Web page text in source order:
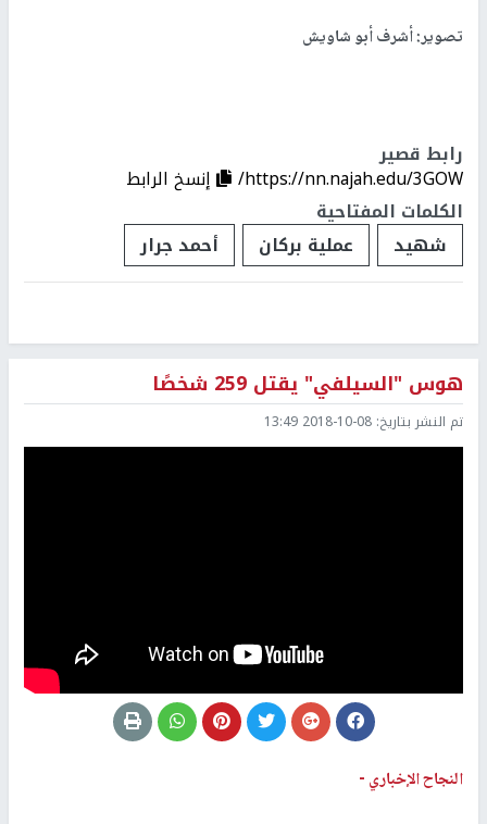
تصوير: أشرف أبو شاويش
رابط قصير
https://nn.najah.edu/3GOW/
إنسخ الرابط
الكلمات المفتاحية
شهيد
عملية بركان أحمد جرار
هوس "السيلفي" يقتل 259 شخصًا
تم النشر بتاريخ: 2018-10-08 13:49
النجاح الإخباري -